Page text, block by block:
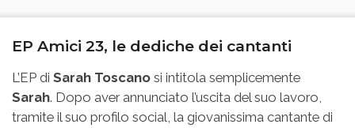
EP Amici 23, le dediche dei cantanti
L’EP di Sarah Toscano si intitola semplicemente
Sarah. Dopo aver annunciato l’uscita del suo lavoro,
tramite il suo profilo social, la giovanissima cantante di